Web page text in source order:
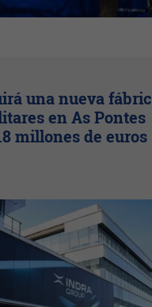
una nueva
en As Pontes
millones de euros